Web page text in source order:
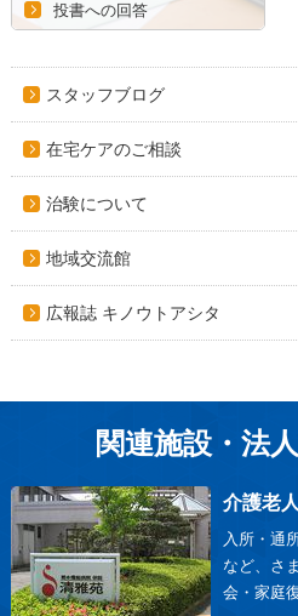
投書への回答
スタッフブログ
在宅ケアのご相談
治験について
地域交流館
広報誌 キノウトアシタ
関連施設・法
介護老
入所・通
など、さ
会・家庭